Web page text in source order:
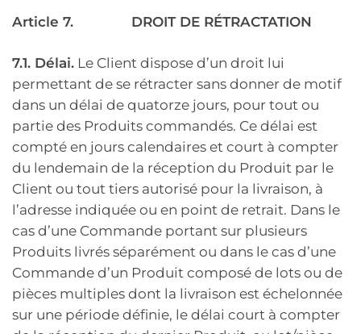
Article 7. DROIT DE RÉTRACTATION
7.1. Délai. Le Client dispose d’un droit lui
permettant de se rétracter sans donner de motif
dans un délai de quatorze jours, pour tout ou
partie des Produits commandés. Ce délai est
compté en jours calendaires et court à compter
du lendemain de la réception du Produit par le
Client ou tout tiers autorisé pour la livraison, à
l’adresse indiquée ou en point de retrait. Dans le
cas d’une Commande portant sur plusieurs
Produits livrés séparément ou dans le cas d’une
Commande d’un Produit composé de lots ou de
pièces multiples dont la livraison est échelonnée
sur une période définie, le délai court à compter